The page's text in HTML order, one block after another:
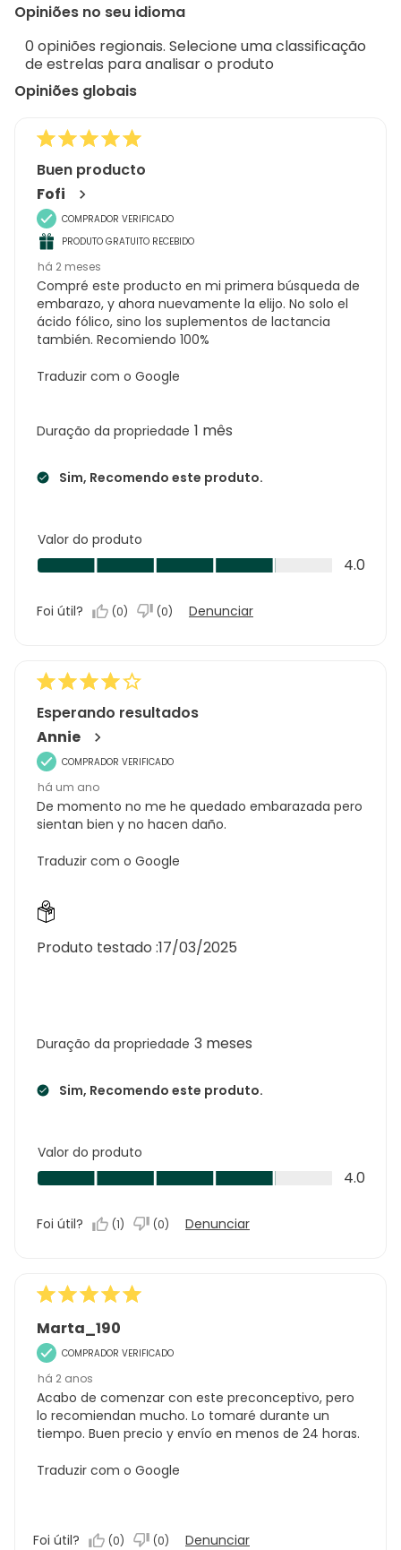
8
análises
Opiniões no seu idioma
0 opiniões regionais. Selecione uma classificação
de estrelas para analisar o produto
Opiniões globais
Buen producto
Fofi
COMPRADOR VERIFICADO
PRODUTO GRATUITO RECEBIDO
há 2 meses
Compré este producto en mi primera búsqueda de
embarazo, y ahora nuevamente la elijo. No solo el
ácido fólico, sino los suplementos de lactancia
también. Recomiendo 100%
Traduzir com o Google
Duração da propriedade 1 mês
Sim, Recomendo este produto.
Valor do produto
Valor
do
4.0
4.0
Foi útil? (0) (0) Denunciar
Esperando resultados
Annie
COMPRADOR VERIFICADO
há um ano
De momento no me he quedado embarazada pero
sientan bien y no hacen daño.
Traduzir com o Google
Duração da propriedade 3 meses
Sim, Recomendo este produto.
Produto testado :17/03/2025
Valor do produto
Valor
do
4.0
4.0
Foi útil? (1) (0) Denunciar
Marta_190
COMPRADOR VERIFICADO
há 2 anos
Acabo de comenzar con este preconceptivo, pero
lo recomiendan mucho. Lo tomaré durante un
tiempo. Buen precio y envío en menos de 24 horas.
Traduzir com o Google
Foi útil? (0) (0) Denunciar